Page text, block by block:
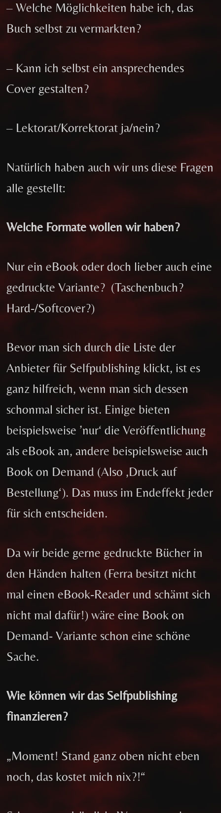
– Welche Möglichkeiten habe ich, das
Buch selbst zu vermarkten?
– Kann ich selbst ein ansprechendes
Cover gestalten?
– Lektorat/Korrektorat ja/nein?
Natürlich haben auch wir uns diese Fragen
alle gestellt:
Welche Formate wollen wir haben?
Nur ein eBook oder doch lieber auch eine
gedruckte Variante? (Taschenbuch?
Hard-/Softcover?)
Bevor man sich durch die Liste der
Anbieter für Selfpublishing klickt, ist es
ganz hilfreich, wenn man sich dessen
schonmal sicher ist. Einige bieten
beispielsweise ’nur‘ die Veröffentlichung
als eBook an, andere beispielsweise auch
Book on Demand (Also ‚Druck auf
Bestellung‘). Das muss im Endeffekt jeder
für sich entscheiden.
Da wir beide gerne gedruckte Bücher in
den Händen halten (Ferra besitzt nicht
mal einen eBook-Reader und schämt sich
nicht mal dafür!) wäre eine Book on
Demand- Variante schon eine schöne
Sache.
Wie können wir das Selfpublishing
finanzieren?
„Moment! Stand ganz oben nicht eben
noch, das kostet mich nix?!“